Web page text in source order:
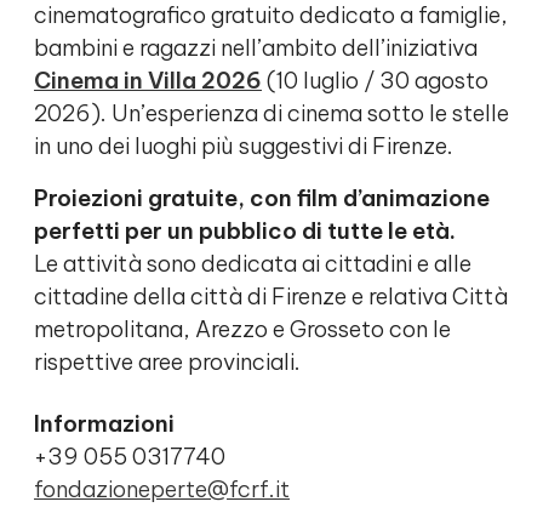
cinematografico gratuito dedicato a famiglie,
bambini e ragazzi nell’ambito dell’iniziativa
Cinema in Villa 2026 (10 luglio / 30 agosto
2026). Un’esperienza di cinema sotto le stelle
in uno dei luoghi più suggestivi di Firenze.
Proiezioni gratuite, con film d’animazione
perfetti per un pubblico di tutte le età.
Le attività sono dedicata ai cittadini e alle
cittadine della città di Firenze e relativa Città
metropolitana, Arezzo e Grosseto con le
rispettive aree provinciali.
Informazioni
+39 055 0317740
fondazioneperte@fcrf.it